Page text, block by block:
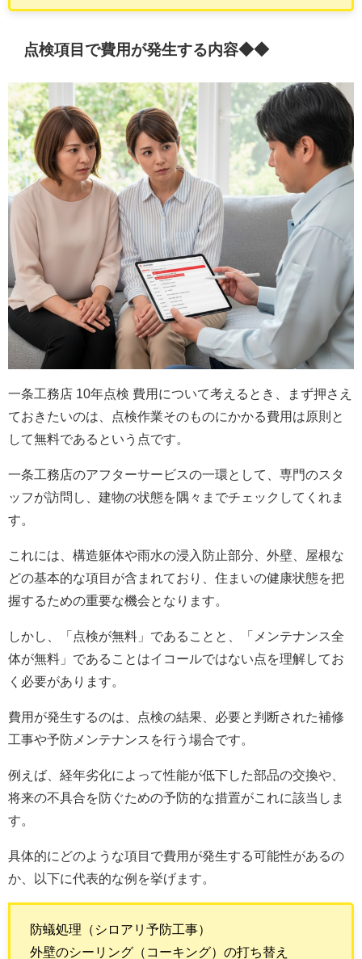
点検項目で費用が発生する内容◆◆
一条工務店 10年点検 費用について考えるとき、まず押さえ
ておきたいのは、点検作業そのものにかかる費用は原則と
して無料であるという点です。
一条工務店のアフターサービスの一環として、専門のスタ
ッフが訪問し、建物の状態を隅々までチェックしてくれま
す。
これには、構造躯体や雨水の浸入防止部分、外壁、屋根な
どの基本的な項目が含まれており、住まいの健康状態を把
握するための重要な機会となります。
しかし、「点検が無料」であることと、「メンテナンス全
体が無料」であることはイコールではない点を理解してお
く必要があります。
費用が発生するのは、点検の結果、必要と判断された補修
工事や予防メンテナンスを行う場合です。
例えば、経年劣化によって性能が低下した部品の交換や、
将来の不具合を防ぐための予防的な措置がこれに該当しま
す。
具体的にどのような項目で費用が発生する可能性があるの
か、以下に代表的な例を挙げます。
防蟻処理（シロアリ予防工事）
外壁のシーリング（コーキング）の打ち替え